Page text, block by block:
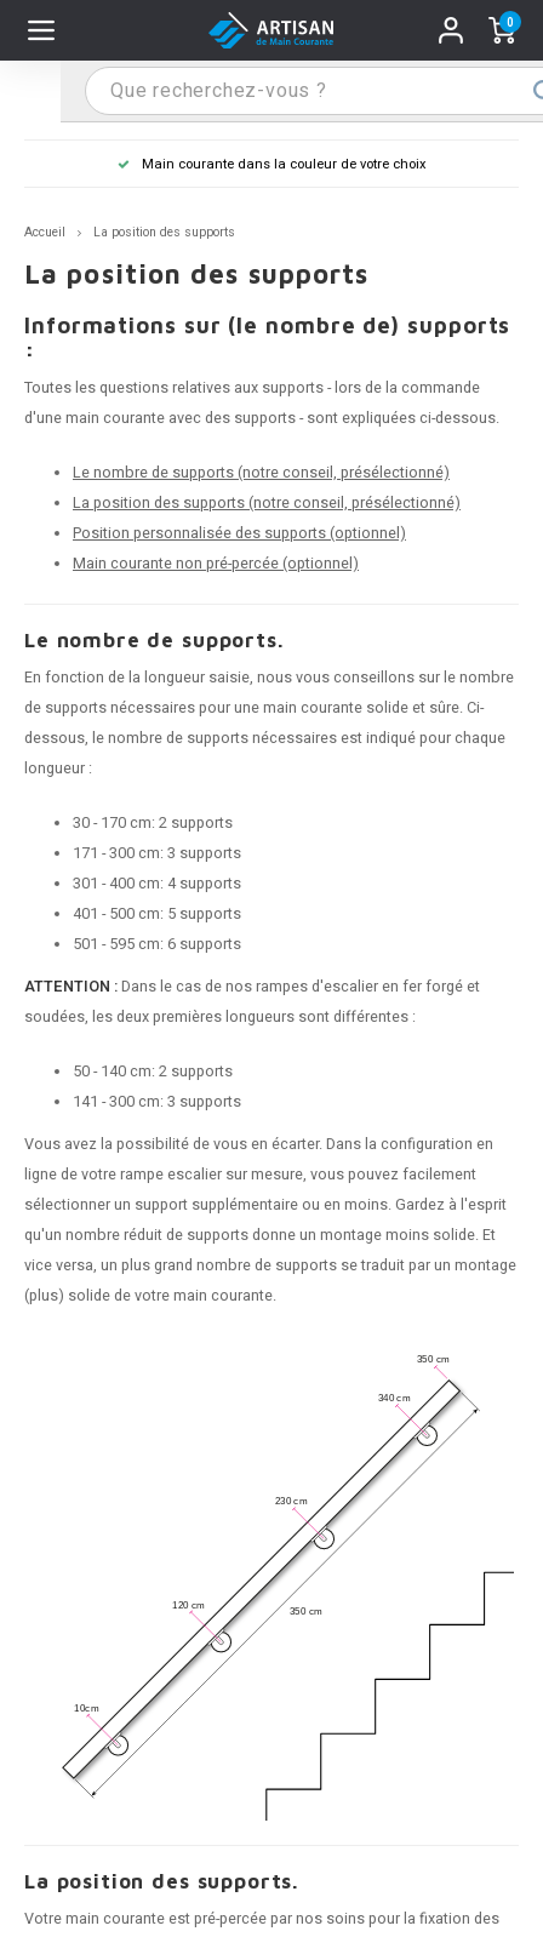
Hoofdmenu / Mains
Mains
courante noire
courante anthracite
courante grise
courante acier
courante fer forgé
courante laiton
courante en couleur RAL
Hoofdmenu / Supports main
Supports main
main courante noir
main courante anthracite
main courante blanc
main courante en couleur RAL
Extra
de penderie
Hoofdmenu / Tips &
Tips &
d'une main courante
0
Main courante dans la couleur de votre choix
Accueil La position des supports
La position des supports
Informations sur (le nombre de) supports
:
Toutes les questions relatives aux supports - lors de la commande
d'une main courante avec des supports - sont expliquées ci-dessous.
Le nombre de supports (notre conseil, présélectionné)
La position des supports (notre conseil, présélectionné)
Position personnalisée des supports (optionnel)
Main courante non pré-percée (optionnel)
Le nombre de supports.
En fonction de la longueur saisie, nous vous conseillons sur le nombre
de supports nécessaires pour une main courante solide et sûre. Ci-
dessous, le nombre de supports nécessaires est indiqué pour chaque
longueur :
30 - 170 cm: 2 supports
171 - 300 cm: 3 supports
301 - 400 cm: 4 supports
401 - 500 cm: 5 supports
501 - 595 cm: 6 supports
ATTENTION :Dans le cas de nos rampes d'escalier en fer forgé et
soudées, les deux premières longueurs sont différentes :
50 - 140 cm: 2 supports
141 - 300 cm: 3 supports
Vous avez la possibilité de vous en écarter. Dans la configuration en
ligne de votre rampe escalier sur mesure, vous pouvez facilement
sélectionner un support supplémentaire ou en moins. Gardez à l'esprit
qu'un nombre réduit de supports donne un montage moins solide. Et
vice versa, un plus grand nombre de supports se traduit par un montage
(plus) solide de votre main courante.
La position des supports.
Votre main courante est pré-percée par nos soins pour la fixation des